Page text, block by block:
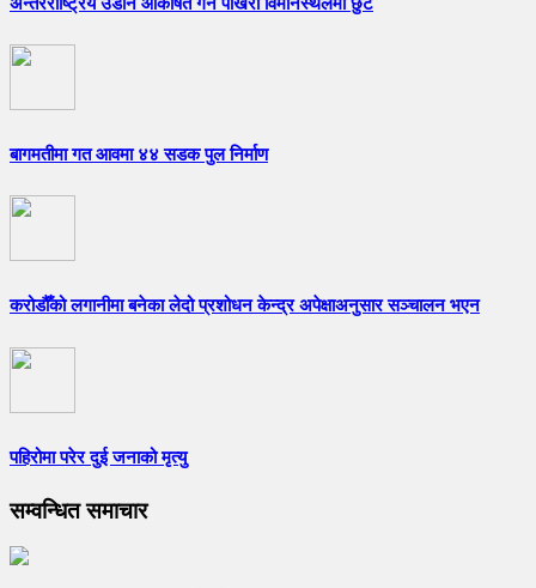
अन्तरराष्ट्रिय उडान आकर्षित गर्न पोखरा विमानस्थलमा छुट
बागमतीमा गत आवमा ४४ सडक पुल निर्माण
करोडौँको लगानीमा बनेका लेदो प्रशोधन केन्द्र अपेक्षाअनुसार सञ्चालन भएन
पहिरोमा परेर दुई जनाको मृत्यु
सम्वन्धित समाचार